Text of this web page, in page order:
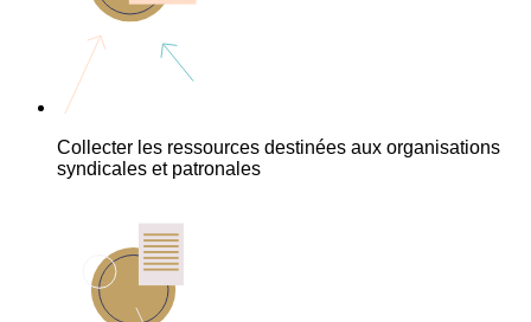
Collecter les ressources destinées aux organisations
syndicales et patronales